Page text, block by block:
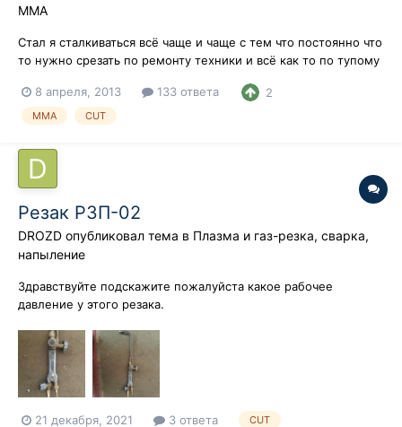
ММA
Стал я сталкиваться всё чаще и чаще с тем что постоянно что
то нужно срезать по ремонту техники и всё как то по тупому
зачистных дисков, два баллона кислорода в день перестало
хватать . И задумался я о более производительном методе
8 апреля, 2013 133 ответа 2
MMA CUT
Резак РЗП-02
DROZD опубликовал тема в Плазма и газ-резка, сварка,
напыление
Здравствуйте подскажите пожалуйста какое рабочее
давление у этого резака.
21 декабря, 2021 3 ответа CUT